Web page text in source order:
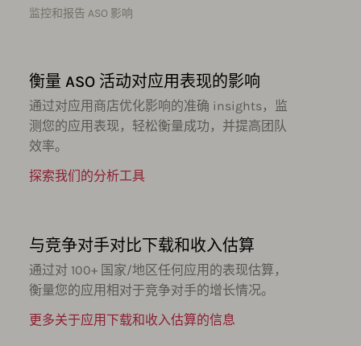
监控和报告 ASO 影响
衡量 ASO 活动对应用表现的影响
通过对应用商店优化影响的准确 insights，监
测您的应用表现，轻松衡量成功，并提高团队
效率。
探索我们的分析工具
与竞争对手对比下载和收入估算
通过对 100+ 国家/地区任何应用的表现估算，
衡量您的应用相对于竞争对手的增长情况。
更多关于应用下载和收入估算的信息